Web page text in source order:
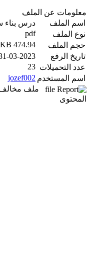
معلومات عن الملف
اسم الملف
درس بناء
نوع الملف
pdf
حجم الملف
474.94 KB
تاريخ الرفع
31-03-2023 10:20
عدد التحميلات 23
اسم المستخدم jozef002
ملف مخالف
المحتوى